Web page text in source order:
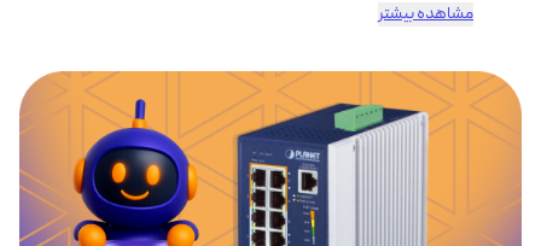
مشاهده بیشتر